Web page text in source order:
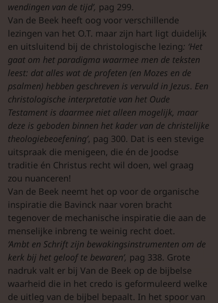
wendingen van de tijd’, pag 299.
Van de Beek heeft oog voor verschillende
lezingen van het O.T. maar zijn hart ligt duidelijk
en uitsluitend bij de christologische lezing: ‘Het
gaat om het paradigma waarmee men de teksten
leest: dat alles wat de profeten (en Mozes en de
psalmen) hebben geschreven is vervuld in Jezus. Een
christologische interpretatie van het Oude
Testament is daarmee niet alleen mogelijk, maar
deze is geboden binnen het kader van de christelijke
theologiebeoefening’, pag 300. Dat is een stevige
uitspraak die menigeen, die én de Joodse
traditie én Christus recht wil doen, wel graag
zou nuanceren!
Van de Beek neemt het op voor de organische
inspiratie die Bavinck naar voren bracht
tegenover de mechanische inspiratie die aan de
menselijke inbreng te weinig recht doet.
‘Ambt en Schrift zijn bewakingsinstrumenten om de
kerk bij het geloof te bewaren’, pag 338. Grote
nadruk valt er bij Van de Beek op de bijbelse
waarheid die in het credo is geformuleerd welke
de uitleg van de bijbel bepaalt. In het spoor van